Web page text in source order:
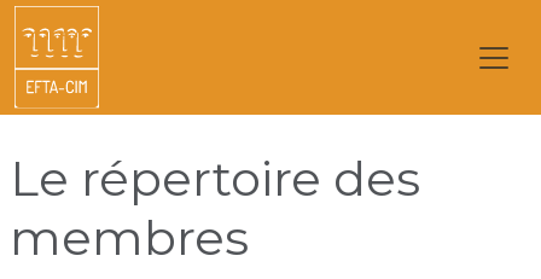
Le répertoire des
membres